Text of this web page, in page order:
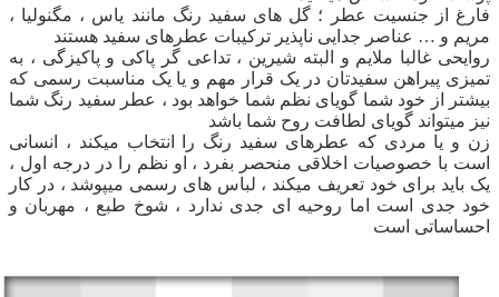
‌‌‌‌‌‌‌‌فارغ از جنسیت عطر ؛ گل های سفید رنگ مانند یاس ، مگنولیا ،
مریم و … عناصر جدایی ناپذیر ترکیبات عطرهای سفید هستند
‌‌‌‌‌روایحی غالبا ملایم و البته شیرین ، تداعی گر پاکی و پاکیزگی ، به
تمیزی پیراهن سفیدتان در یک قرار مهم و‌ یا یک مناسبت رسمی که
بیشتر از خود شما گویای نظم شما خواهد بود ، عطر سفید رنگ شما
نیز میتواند گویای لطافت روح شما باشد
‌‌‌‌‌‌‌زن و‌ یا مردی که عطرهای سفید رنگ را انتخاب میکند ، انسانی
است با خصوصیات اخلاقی منحصر بفرد ، او نظم را در درجه اول ،
یک باید برای خود تعریف میکند ، لباس های رسمی میپوشد ، در کار
خود جدی است اما روحیه ای جدی ندارد ، شوخ طبع ، مهربان و
احساساتی است